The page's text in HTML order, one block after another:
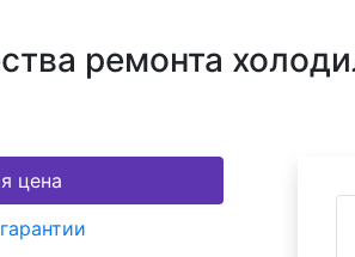
ремонта
цена